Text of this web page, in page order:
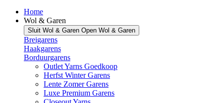
Home
Wol & Garen
Sluit Wol & Garen Open Wol & Garen
Breigarens
Haakgarens
Borduurgarens
Outlet Yarns Goedkoop
Herfst Winter Garens
Lente Zomer Garens
Luxe Premium Garens